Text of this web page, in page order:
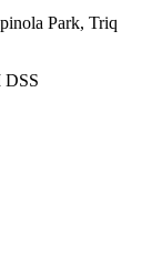
Park, Triq